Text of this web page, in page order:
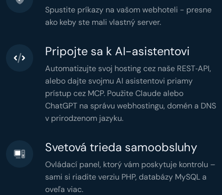
Spustite príkazy na vašom webhoteli - presne
ako keby ste mali vlastný server.
Pripojte sa k AI-asistentovi
Automatizujte svoj hosting cez naše REST‑API,
alebo dajte svojmu AI asistentovi priamy
prístup cez MCP. Použite Claude alebo
ChatGPT na správu webhostingu, domén a DNS
v prirodzenom jazyku.
Svetová trieda samoobsluhy
Ovládací panel, ktorý vám poskytuje kontrolu –
sami si riadite verziu PHP, databázy MySQL a
oveľa viac.
'total' => count($users),
'active'
count
'months' => count $grouped
),
'memory' => memory_get_peak_usage(),
header('Cache-Control: no-store'
echo
json_encode($stats,